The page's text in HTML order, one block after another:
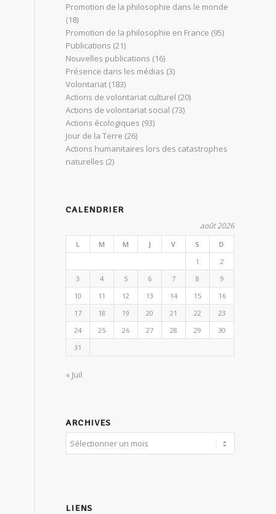
Promotion de la philosophie dans le monde
(18)
Promotion de la philosophie en France (95)
Publications (21)
Nouvelles publications (16)
Présence dans les médias (3)
Volontariat (183)
Actions de volontariat culturel (20)
Actions de volontariat social (73)
Actions écologiques (93)
Jour de la Terre (26)
Actions humanitaires lors des catastrophes
naturelles (2)
CALENDRIER
août 2026
L M M J V S
D
1
2
3
4 5 6 7 8
9
10
11 12 13 14 15
16
17
18 19 20 21 22
23
24
25 26 27 28 29
30
31
« Juil
ARCHIVES
LIENS